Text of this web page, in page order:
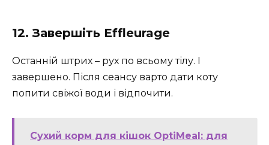
12. Завершіть Effleurage
Останній штрих – рух по всьому тілу. І
завершено. Після сеансу варто дати коту
попити свіжої води і відпочити.
Сухий корм для кішок OptiMeal: для